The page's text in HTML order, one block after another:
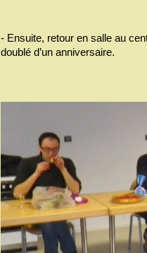
- Ensuite, retour en salle au
doublé d’un anniversaire.